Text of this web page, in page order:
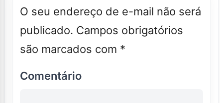
O seu endereço de e-mail não será
publicado. Campos obrigatórios
são marcados com *
Comentário